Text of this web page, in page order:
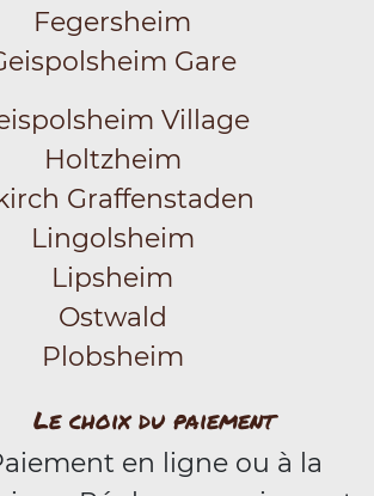
Fegersheim
Gare
Village
Holtzheim
Graffenstaden
Lingolsheim
Lipsheim
Ostwald
Plobsheim
Le choix du paiement
en ligne ou à la